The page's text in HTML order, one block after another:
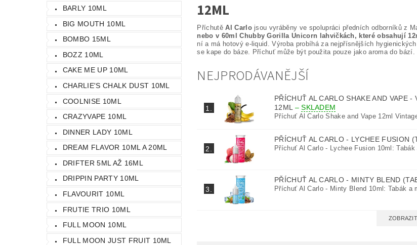
BARLY 10ML
BIG MOUTH 10ML
BOMBO 15ML
BOZZ 10ML
CAKE ME UP 10ML
CHARLIE'S CHALK DUST 10ML
COOLNISE 10ML
CRAZYVAPE 10ML
DINNER LADY 10ML
DREAM FLAVOR 10ML A 20ML
DRIFTER 5ML AŽ 16ML
DRIPPIN PARTY 10ML
FLAVOURIT 10ML
FRUTIE TRIO 10ML
FULL MOON 10ML
FULL MOON JUST FRUIT 10ML
12ML
PříchutěAl Carlojsou vyráběny ve spolupráci předních odborníků z
nebo v 60ml Chubby Gorilla Unicorn lahvičkách, které obsahují
ní a má hotový e-liquid. Výroba probíhá za nejpřísnějších
se kape do báze. Příchuť může být použita pouze jako aroma do bází.
NEJPRODÁVANĚJŠÍ
1.
PŘÍCHUŤ AL CARLO SHAKE AND VAPE
12ML –SKLADEM
Příchuť Al Carlo Shake and Vape 12ml
2.
PŘÍCHUŤ AL CARLO - LYCHEE FUSION
Příchuť Al Carlo - Lychee Fusion 10ml: Tabák
3.
PŘÍCHUŤ AL CARLO - MINTY BLEND
Příchuť Al Carlo - Minty Blend 10ml: Tabák a